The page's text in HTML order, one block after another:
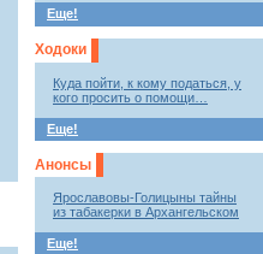
Еще!
Ходоки
Куда пойти, к кому податься, у
кого просить о помощи…
Еще!
Анонсы
Ярославовы-Голицыны тайны
из табакерки в Архангельском
Еще!